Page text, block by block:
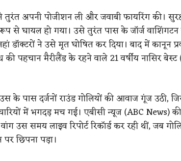
तुरंत अपनी पोजीशन ली और जवाबी फायरिंग की।
से घायल हो गया। उसे तुरंत पास के जॉर्ज वाशिंगटन
डॉक्टरों ने उसे मृत घोषित कर दिया।बाद में कानून
की पहचान मैरीलैंड के रहने वाले 21 वर्षीय नासिर
के पास दर्जनों राउंड गोलियों की आवाज गूंज उठी,
में भगदड़ मच गई।एबीसी न्यूज (ABC News)
उस समय लाइव रिपोर्ट रिकॉर्ड कर रही थीं, जब
छिपना पड़ा।